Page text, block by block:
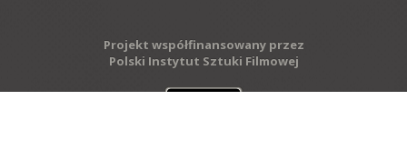
Projekt współfinansowany przez